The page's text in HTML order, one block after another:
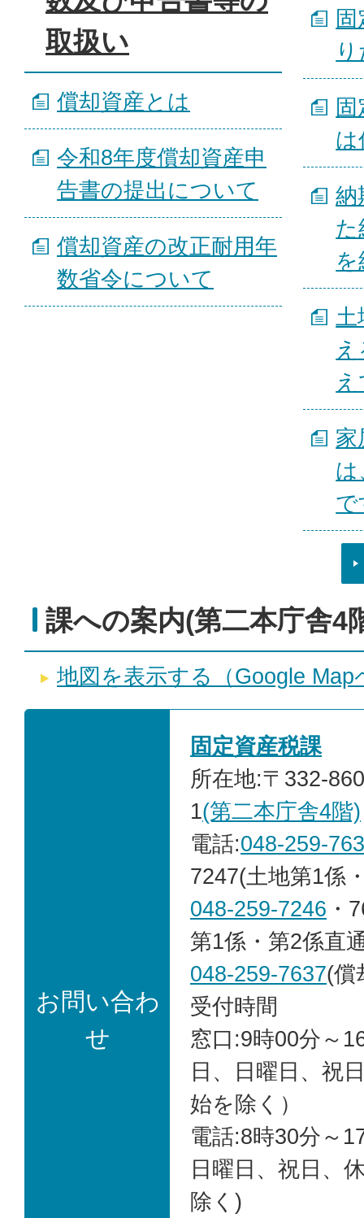
取扱い
償却資産とは
令和8年度償却資産申
告書の提出について
償却資産の改正耐用年
数省令について
納
た
土
家
で
課への案内(第二本庁舎4
地図を表示する（Google Map
お問い合わ
せ
固定資産税課
所在地:〒332-
1(第二本庁舎4階)
電話:048-259-
7247(土地第1係
048-259-7246 ・
第1係・第2係直
048-259-7637(償
受付時間
窓口:9時00分～
日、日曜日、祝
始を除く）
電話:8時30分～
日曜日、祝日、
除く)